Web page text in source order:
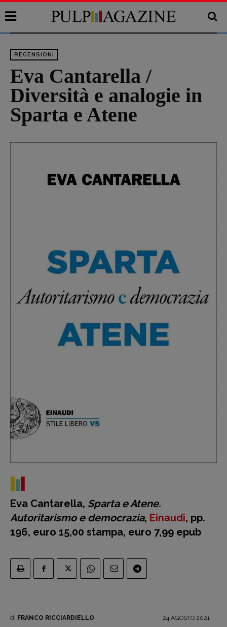
Interviste
RECENSIONI
Eva Cantarella /
Diversità e analogie in
Sparta e Atene
Eva Cantarella, Sparta e Atene.
Autoritarismo e democrazia, Einaudi, pp.
196, euro 15,00 stampa, euro 7,99 epub
di FRANCO RICCIARDIELLO 24 AGOSTO 2021